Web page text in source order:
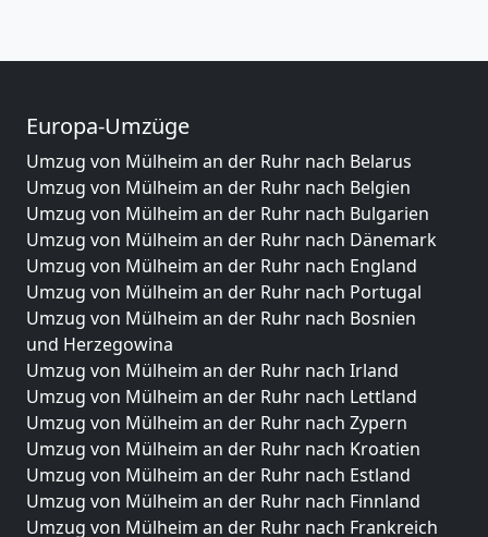
Europa-Umzüge
Umzug von Mülheim an der Ruhr nach Belarus
Umzug von Mülheim an der Ruhr nach Belgien
Umzug von Mülheim an der Ruhr nach Bulgarien
Umzug von Mülheim an der Ruhr nach Dänemark
Umzug von Mülheim an der Ruhr nach England
Umzug von Mülheim an der Ruhr nach Portugal
Umzug von Mülheim an der Ruhr nach Bosnien
und Herzegowina
Umzug von Mülheim an der Ruhr nach Irland
Umzug von Mülheim an der Ruhr nach Lettland
Umzug von Mülheim an der Ruhr nach Zypern
Umzug von Mülheim an der Ruhr nach Kroatien
Umzug von Mülheim an der Ruhr nach Estland
Umzug von Mülheim an der Ruhr nach Finnland
Umzug von Mülheim an der Ruhr nach Frankreich